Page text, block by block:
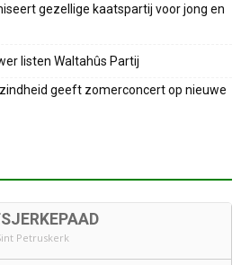
gezellige kaatspartij voor jong en
listen Waltahûs Partij
geeft zomerconcert op nieuwe
Petruskerk